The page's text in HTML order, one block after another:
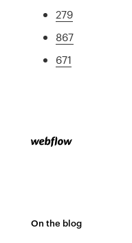
279
867
671
On the blog